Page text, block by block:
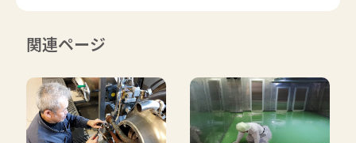
関連ページ